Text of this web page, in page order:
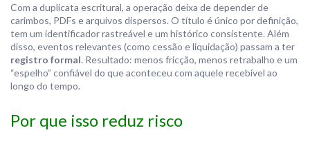
Com a duplicata escritural, a operação deixa de depender de
carimbos, PDFs e arquivos dispersos. O título é único por definição,
tem um identificador rastreável e um histórico consistente. Além
disso, eventos relevantes (como cessão e liquidação) passam a ter
registro formal. Resultado: menos fricção, menos retrabalho e um
“espelho” confiável do que aconteceu com aquele recebível ao
longo do tempo.
Por que isso reduz risco